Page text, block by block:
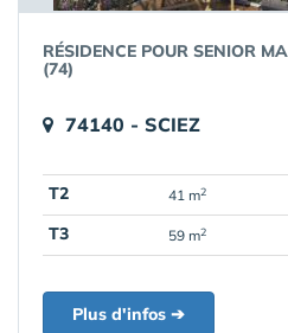
RÉSIDENCE POUR SENIOR
(74)
74140 - SCIEZ
T2 41 m2
T3
59 m2
Plus d'infos ➔